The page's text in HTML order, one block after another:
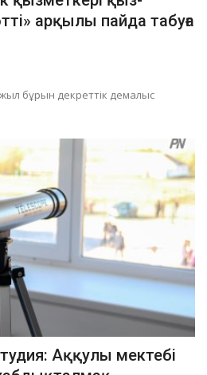
арқылы пайда табуға
жыл бұрын декреттік демалыс
Аққулы мектебі